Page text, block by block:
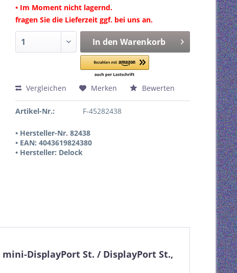
• Im Moment nicht lagernd.
fragen Sie die Lieferzeit ggf. bei uns an.
In den Warenkorb
Vergleichen Merken Bewerten
Artikel-Nr.: F-45282438
• Hersteller-Nr. 82438
• EAN: 4043619824380
• Hersteller: Delock
DisplayPort St. / DisplayPort St.,